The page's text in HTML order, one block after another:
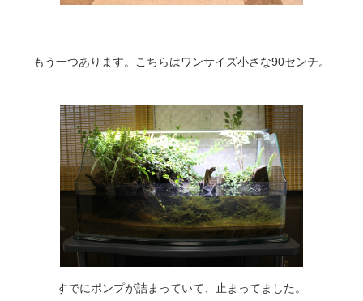
もう一つあります。こちらはワンサイズ小さな90センチ。
すでにポンプが詰まっていて、止まってました。